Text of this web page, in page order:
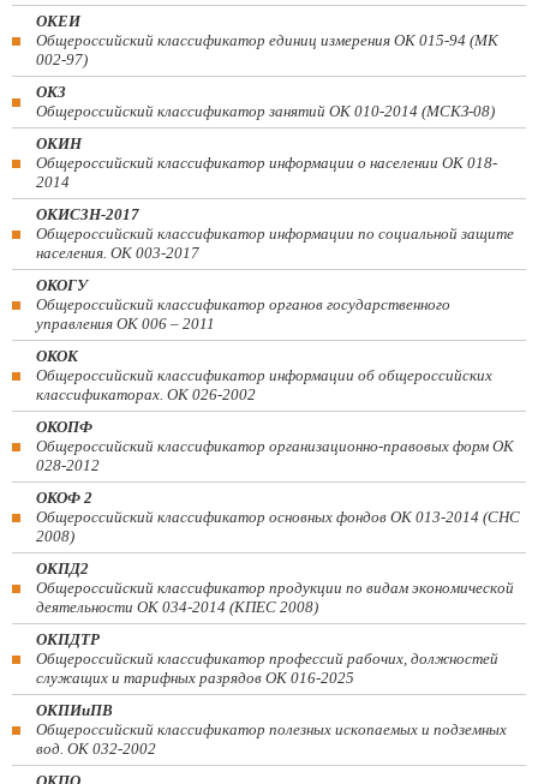
ОКЕИ
Общероссийский классификатор единиц измерения ОК 015-94 (МК
002-97)
ОКЗ
Общероссийский классификатор занятий ОК 010-2014 (МСКЗ-08)
ОКИН
Общероссийский классификатор информации о населении ОК 018-
2014
ОКИСЗН-2017
Общероссийский классификатор информации по социальной защите
населения. ОК 003-2017
ОКОГУ
Общероссийский классификатор органов государственного
управления ОК 006 – 2011
ОКОК
Общероссийский классификатор информации об общероссийских
классификаторах. ОК 026-2002
ОКОПФ
Общероссийский классификатор организационно-правовых форм ОК
028-2012
ОКОФ 2
Общероссийский классификатор основных фондов ОК 013-2014 (СНС
2008)
ОКПД2
Общероссийский классификатор продукции по видам экономической
деятельности ОК 034-2014 (КПЕС 2008)
ОКПДТР
Общероссийский классификатор профессий рабочих, должностей
служащих и тарифных разрядов ОК 016-2025
ОКПИиПВ
Общероссийский классификатор полезных ископаемых и подземных
вод. ОК 032-2002